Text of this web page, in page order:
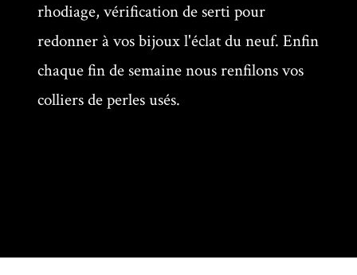
rhodiage, vérification de serti pour
redonner à vos bijoux l'éclat du neuf. Enfin
chaque fin de semaine nous renfilons vos
colliers de perles usés.